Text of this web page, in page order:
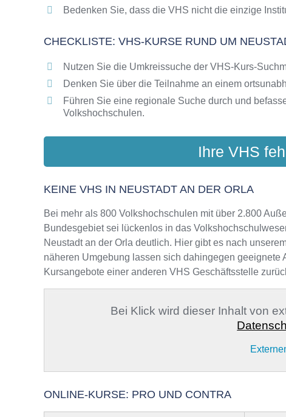
Bedenken Sie, dass die VHS nicht die einzige
CHECKLISTE: VHS-KURSE RUND UM
Nutzen Sie die Umkreissuche der VHS-Kurs-
Denken Sie über die Teilnahme an einem
Führen Sie eine regionale Suche durch und
Volkshochschulen.
Ihre VHS
KEINE VHS IN NEUSTADT AN DER ORLA
Bei mehr als 800 Volkshochschulen mit über 2.800
Bundesgebiet sei lückenlos in das
Neustadt an der Orla deutlich. Hier gibt es nach
näheren Umgebung lassen sich dahingegen
Kursangebote einer anderen VHS Geschäftsstelle
Bei Klick wird dieser Inhalt von
ONLINE-KURSE: PRO UND CONTRA